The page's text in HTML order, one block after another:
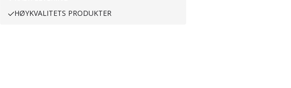
HØYKVALITETS PRODUKTER